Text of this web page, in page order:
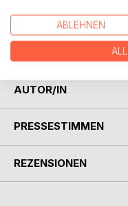
Lausige Aussichten,
gemeinsam einen Igel
ihr seitdem nicht mehr
AUTOR/IN
PRESSESTIMMEN
REZENSIONEN
ABLEHNEN